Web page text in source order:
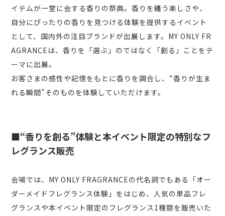
イテムが一堂に会する香りの祭典。香りを纏う楽しさや、
自分にぴったりの香りを見つける体験を提供するイベント
として、国内外の注目ブランドが出展します。MY ONLY FR
AGRANCEは、香りを「選ぶ」のではなく「創る」ことをテ
ーマに出展。
お客さまの感性や記憶をもとに香りを調合し、“香りが生ま
れる瞬間”そのものを体験していただけます。
■“香りを創る”体験と本イベント限定の特別なフ
レグランス販売
会場では、MY ONLY FRAGRANCEの代名詞でもある「オー
ダーメイドフレグランス体験」をはじめ、人気の単品フレ
グランスや本イベント限定のフレグランス1種類を販売いた